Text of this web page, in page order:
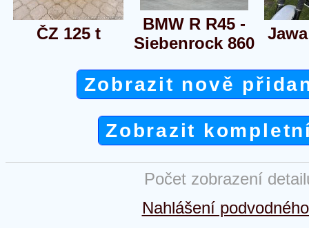
ČZ 125 t
BMW R R45 -
Siebenrock 860
Zobrazit nově
Zobrazit
Počet zobrazení
Nahlášení